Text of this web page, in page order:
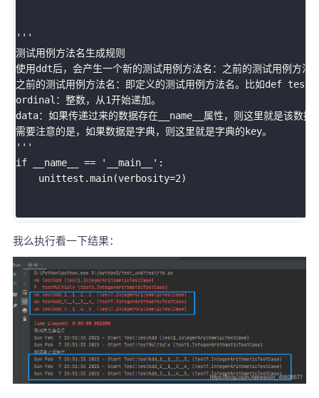
'''
测试用例方法名生成规则
使用ddt后，会产生一个新的测试用例方法名：之前的测试用例方
之前的测试用例方法名：即定义的测试用例方法名。比如def
ordinal：整数，从1开始递加。
data：如果传递过来的数据存在__name__属性，则这里就是该数
需要注意的是，如果数据是字典，则这里就是字典的key。
'''
if __name__ == '__main__' :
    unittest
.main(verbosity=2)
我么执行看一下结果：